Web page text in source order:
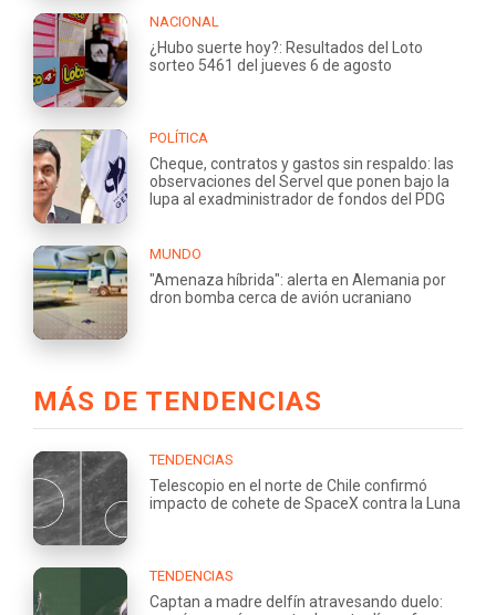
NACIONAL
¿Hubo suerte hoy?: Resultados del Loto
sorteo 5461 del jueves 6 de agosto
POLÍTICA
Cheque, contratos y gastos sin respaldo: las
observaciones del Servel que ponen bajo la
lupa al exadministrador de fondos del PDG
MUNDO
"Amenaza híbrida": alerta en Alemania por
dron bomba cerca de avión ucraniano
MÁS DE TENDENCIAS
TENDENCIAS
Telescopio en el norte de Chile confirmó
impacto de cohete de SpaceX contra la Luna
TENDENCIAS
Captan a madre delfín atravesando duelo: